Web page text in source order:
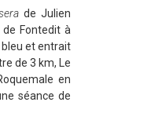
de Julien
Fontedit à
et entrait
de 3 km, Le
en
séance de